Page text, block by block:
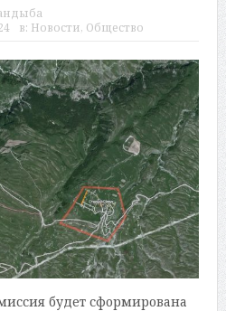
в: Новости, Общество
будет сформирована